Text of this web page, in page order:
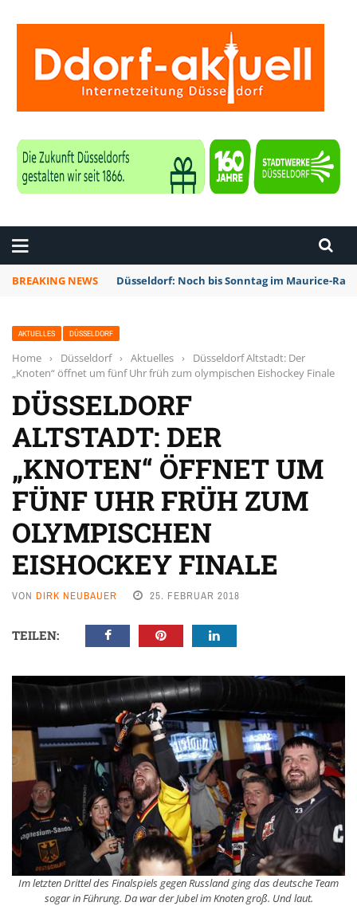
BREAKING NEWS Düsseldorf: Noch bis Sonntag im Maurice-
AKTUELLES DÜSSELDORF
Home › Düsseldorf › Aktuelles ›
Düsseldorf Altstadt: Der
„Knoten“ öffnet um fünf Uhr früh zum olympischen Eishockey Finale
DÜSSELDORF
ALTSTADT: DER
„KNOTEN“ ÖFFNET UM
FÜNF UHR FRÜH ZUM
OLYMPISCHEN
EISHOCKEY FINALE
VON DIRK NEUBAUER 25. FEBRUAR 2018
TEILEN:
Im letzten Drittel des Finalspiels gegen Russland ging das deutsche Team
sogar in Führung. Da war der Jubel im Knoten groß. Und laut.